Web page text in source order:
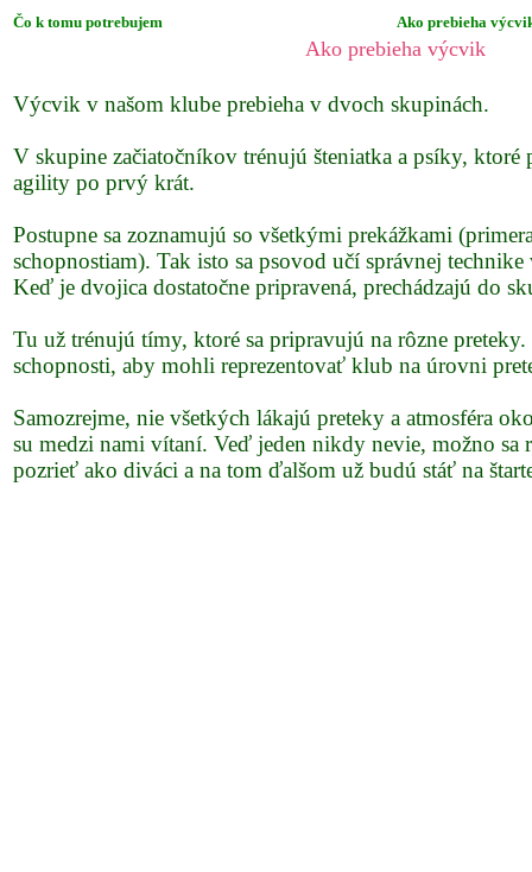
Čo k tomu potrebujem Ako prebieha
Ako prebieha výcvik
Výcvik v našom klube prebieha v dvoch skupinách.
V skupine začiatočníkov trénujú šteniatka a psíky, ktoré
agility po prvý krát.
Postupne sa zoznamujú so všetkými prekážkami
schopnostiam). Tak isto sa psovod učí správnej technike
Keď je dvojica dostatočne pripravená, prechádzajú do
Tu už trénujú tímy, ktoré sa pripravujú na rôzne
schopnosti, aby mohli reprezentovať klub na úrovni
Samozrejme, nie všetkých lákajú preteky a atmosféra
su medzi nami vítaní. Veď jeden nikdy nevie, možno sa
pozrieť ako diváci a na tom ďalšom už budú stáť na